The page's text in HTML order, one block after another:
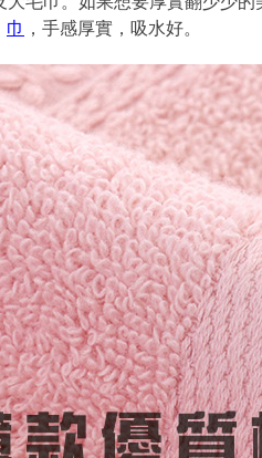
巾 ，手感厚實，吸水好。